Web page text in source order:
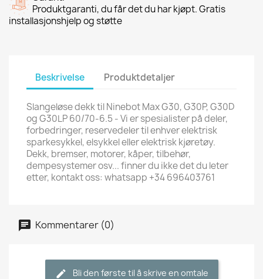
Produktgaranti, du får det du har kjøpt. Gratis
installasjonshjelp og støtte
Beskrivelse Produktdetaljer
Slangeløse dekk til Ninebot Max G30, G30P, G30D
og G30LP 60/70-6.5 - Vi er spesialister på deler,
forbedringer, reservedeler til enhver elektrisk
sparkesykkel, elsykkel eller elektrisk kjøretøy.
Dekk, bremser, motorer, kåper, tilbehør,
dempesystemer osv... finner du ikke det du leter
etter, kontakt oss: whatsapp +34 696403761
Kommentarer (0)
Bli den første til å skrive en omtale